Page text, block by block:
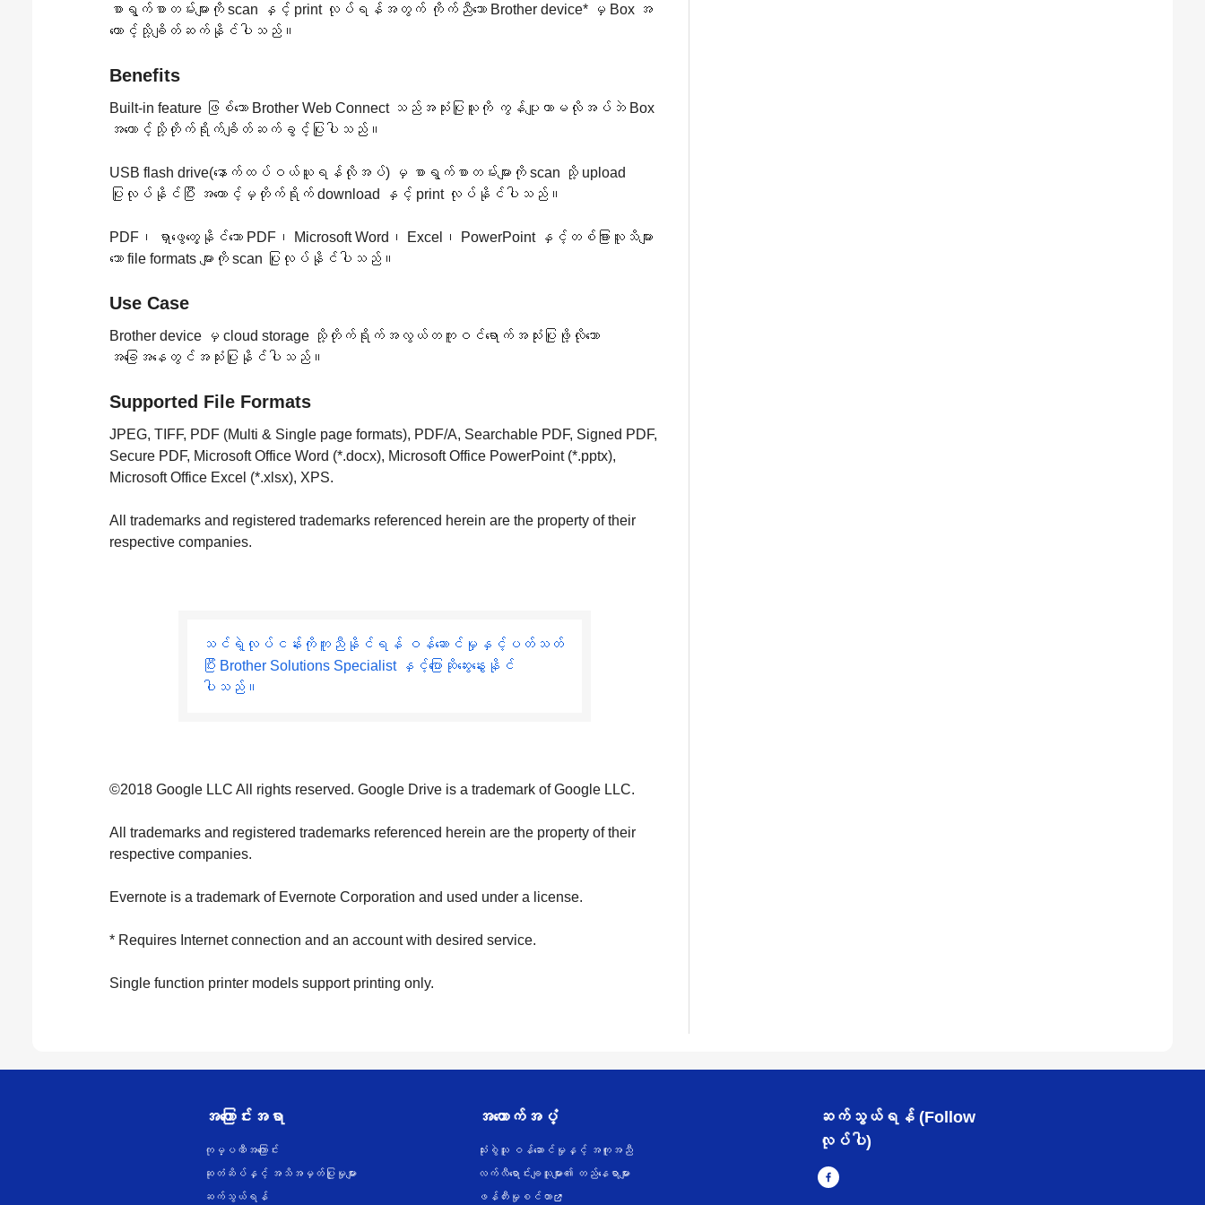
စာရွက်စာတမ်းများကို scan နှင့် print လုပ်ရန်အတွက် ကိုက်ညီသော Brother device* မှ Box အ
ကောင့်သို့ချိတ်ဆက်နိုင်ပါသည်။
Benefits
Built-in feature ဖြစ်သော Brother Web Connect သည်အသုံးပြုသူကို ကွန်ပျူတာမလိုအပ်ဘဲ Box
အကောင့်သို့တိုက်ရိုက်ချိတ်ဆက်ခွင့်ပြုပါသည်။
USB flash drive(နောက်ထပ်ဝယ်ယူရန်လိုအပ်) မှ စာရွက်စာတမ်းများကို scan သို့ upload
ပြုလုပ်နိုင်ပြီး အကောင့်မှတိုက်ရိုက် download နှင့် print လုပ်နိုင်ပါသည်။
PDF၊ ရှာဖွေတွေ့နိုင်သော PDF၊ Microsoft Word၊ Excel၊ PowerPoint နှင့်တစ်ခြားလူသိများ
သော file formats များကို scan ပြုလုပ်နိုင်ပါသည်။
Use Case
Brother device မှ cloud storage သို့တိုက်ရိုက်အလွယ်တကူဝင်ရောက်အသုံးပြုဖို့လိုသော
အခြေအနေတွင်အသုံးပြုနိုင်ပါသည်။
Supported File Formats
JPEG, TIFF, PDF (Multi & Single page formats), PDF/A, Searchable PDF, Signed PDF,
Secure PDF, Microsoft Office Word (*.docx), Microsoft Office PowerPoint (*.pptx),
Microsoft Office Excel (*.xlsx), XPS.
All trademarks and registered trademarks referenced herein are the property of their
respective companies.
သင်ရဲ့လုပ်ငန်းကိုကူညီနိုင်ရန် ဝန်ဆောင်မှုနှင့်ပတ်သတ်
ပြီး Brother Solutions Specialist နှင့်ပြောဆိုဆွေးနွေးနိုင်
ပါသည်။
©2018 Google LLC All rights reserved. Google Drive is a trademark of Google LLC.
All trademarks and registered trademarks referenced herein are the property of their
respective companies.
Evernote is a trademark of Evernote Corporation and used under a license.
* Requires Internet connection and an account with desired service.
Single function printer models support printing only.
အကြောင်းအရာ
ကုမ္ပဏီအကြောင်း
ဆုတံဆိပ်နှင့် အသိအမှတ်ပြုမှုများ
ဆက်သွယ်ရန်
အထောက်အပံ့
သုံးစွဲသူ ဝန်ဆောင်မှုနှင့် အကူအညီ
လက်လီရောင်းချသူများ၏ တည်နေရာများ
ဖန်တီးမှုစင်တာ
ဆက်သွယ်ရန် (Follow
လုပ်ပါ)